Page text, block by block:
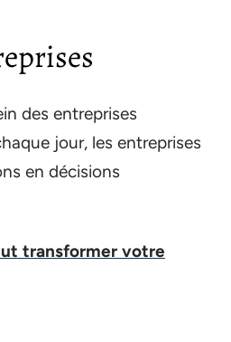
des entreprises
jour, les entreprises
en décisions
transformer votre